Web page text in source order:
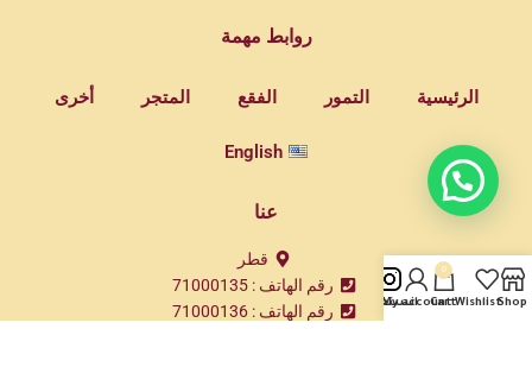
روابط مهمة
الرئيسية التمور الفقع المتجر أخرى
English
عنا
قطر
رقم الهاتف : 71000135
رقم الهاتف : 71000136
Shop
Wishlist
0
Cart
My account
انستغرام